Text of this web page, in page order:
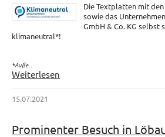
Die Textplatten mit
sowie das
GmbH & Co. KG selbst
klimaneutral*!
*Auße...
Weiterlesen
15.07.2021
Prominenter Besuch in